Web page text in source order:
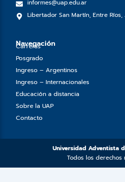
o r e r
informes@uap.edu.ar
Libertador San Martín, Entre
Navegación
Carreras
Posgrado
Ingreso – Argentinos
Ingreso – Internacionales
Educación a distancia
Sobre la UAP
Contacto
Universidad Adventista
Todos los derechos